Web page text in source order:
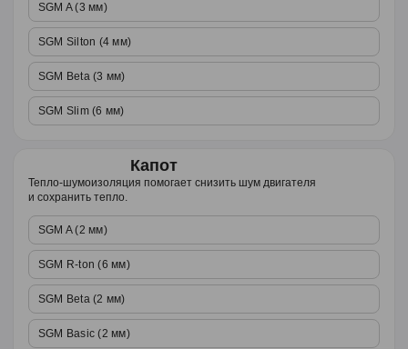
SGM A (3 мм)
SGM Silton (4 мм)
SGM Beta (3 мм)
SGM Slim (6 мм)
Капот
Тепло-шумоизоляция помогает снизить шум двигателя
и сохранить тепло.
SGM A (2 мм)
SGM R-ton (6 мм)
SGM Beta (2 мм)
SGM Basic (2 мм)